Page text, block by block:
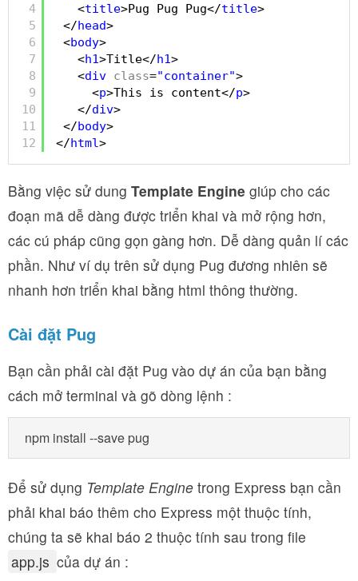
4
5
6
7
8
9
10
11
12
<title>Pug Pug Pug</title>
</head>
<body>
<h1>Title</h1>
<div class="container">
<p>This is content</p>
</div>
</body>
</html>
Bằng việc sử dung Template Engine giúp cho các
đoạn mã dễ dàng được triển khai và mở rộng hơn,
các cú pháp cũng gọn gàng hơn. Dễ dàng quản lí các
phần. Như ví dụ trên sử dụng Pug đương nhiên sẽ
nhanh hơn triển khai bằng html thông thường.
Cài đặt Pug
Bạn cần phải cài đặt Pug vào dự án của bạn bằng
cách mở terminal và gõ dòng lệnh :
npm install --save pug
Để sử dụng Template Engine trong Express bạn cần
phải khai báo thêm cho Express một thuộc tính,
chúng ta sẽ khai báo 2 thuộc tính sau trong file
app.js của dự án :